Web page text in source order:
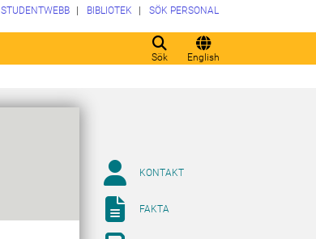
Sök English
STUDENTWEBB BIBLIOTEK SÖK PERSONAL
KONTAKT
FAKTA